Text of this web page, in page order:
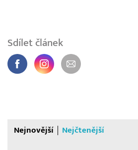
Sdílet článek
Nejnovější Nejčtenější